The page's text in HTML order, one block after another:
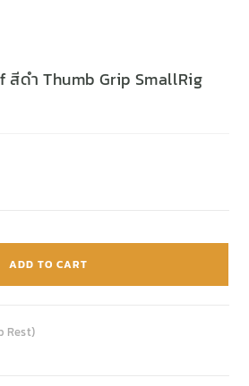
ดำ Thumb Grip SmallRig
ADD TO CART
Rest)